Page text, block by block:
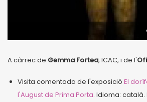
A càrrec de Gemma Fortea, ICAC, i de l'
Visita comentada de l'exposició El
l'August de Prima Porta. Idioma: